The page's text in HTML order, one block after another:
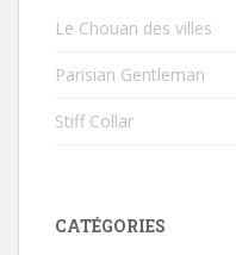
Le Chouan des villes
Parisian Gentleman
Stiff Collar
CATÉGORIES